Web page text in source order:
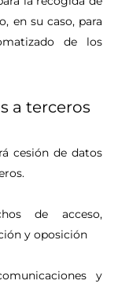
en su caso, para
de los
a terceros
cesión de datos
de acceso,
y oposición
y